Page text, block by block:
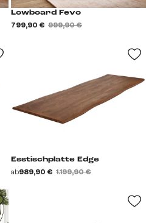
Lowboard Fevo
799,90 € 999,90 €
Esstischplatte Edge
ab989,90 € 1.199,90 €